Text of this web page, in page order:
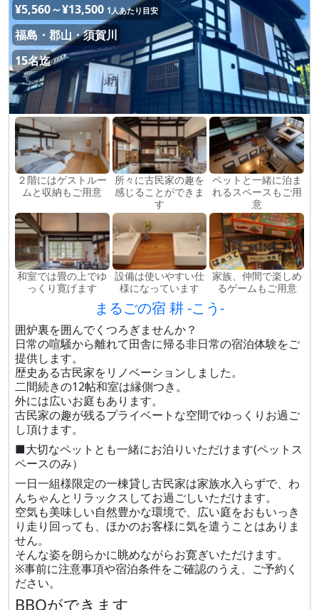
¥5,560～¥13,500 1人あたり目安
福島・郡山・須賀川
15名迄
２階にはゲストルー
ムと収納もご用意
所々に古民家の趣を
感じることができま
す
ペットと一緒に泊ま
れるスペースもご用
意
和室では畳の上でゆ
っくり寛げます
設備は使いやすい仕
様になっています
家族、仲間で楽しめ
るゲームもご用意
まるごの宿 耕 -こう-
囲炉裏を囲んでくつろぎませんか？
日常の喧騒から離れて田舎に帰る非日常の宿泊体験をご
提供します。
歴史ある古民家をリノベーションしました。
二間続きの12帖和室は縁側つき。
外には広いお庭もあります。
古民家の趣が残るプライベートな空間でゆっくりお過ご
し頂けます。
■大切なペットとも一緒にお泊りいただけます(ペットス
ペースのみ）
一日一組様限定の一棟貸し古民家は家族水入らずで、わ
んちゃんとリラックスしてお過ごしいただけます。
空気も美味しい自然豊かな環境で、広い庭をおもいっき
り走り回っても、ほかのお客様に気を遣うことはありま
せん。
そんな姿を朗らかに眺めながらお寛ぎいただけます。
※事前に注意事項や宿泊条件をご確認のうえ、ご予約く
ださい。
BBQができます